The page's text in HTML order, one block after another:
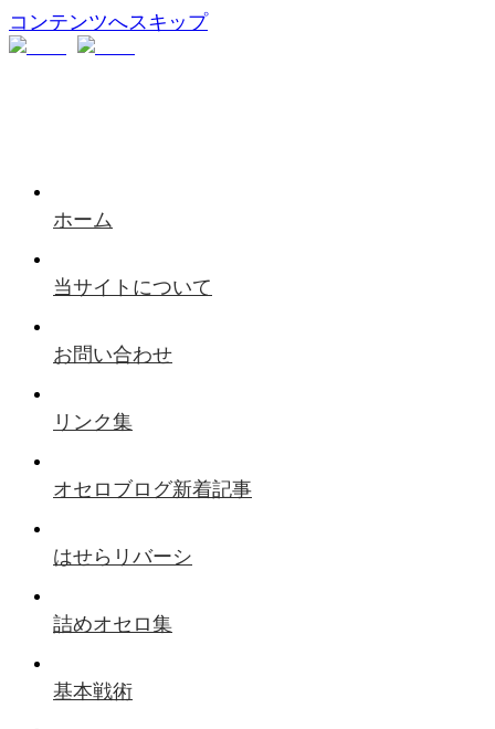
コンテンツへスキップ
ホーム
当サイトについて
お問い合わせ
リンク集
オセロブログ新着記事
はせらリバーシ
詰めオセロ集
基本戦術